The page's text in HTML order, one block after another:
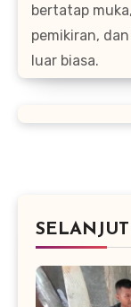
bertatap
pemikiran,
luar biasa.